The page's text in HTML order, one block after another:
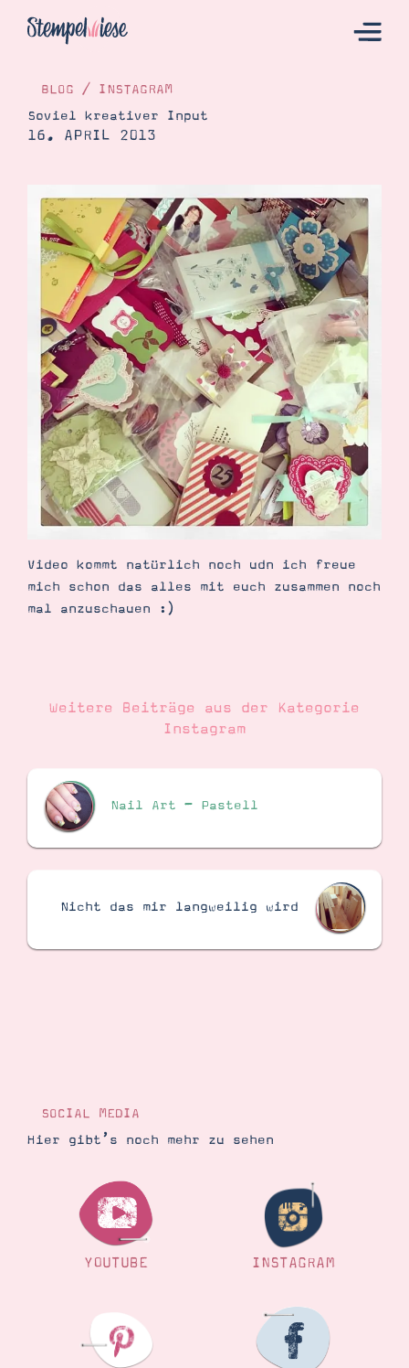
Bestellen
Kontakt
Angebote
Demonstrator werden
Blog
Gutscheine
Produkte erklärt
Über mich
Über Stampin’ Up!
BLOG / INSTAGRAM
Soviel kreativer Input
16. APRIL 2013
Video kommt natürlich noch udn ich freue
mich schon das alles mit euch zusammen noch
mal anzuschauen :)
Weitere Beiträge aus der Kategorie
Instagram
Nail Art – Pastell
Nicht das mir langweilig wird
SOCIAL MEDIA
Hier gibt’s noch mehr zu sehen
YOUTUBE INSTAGRAM